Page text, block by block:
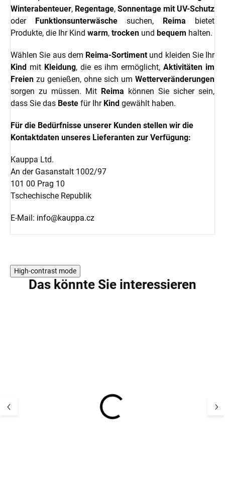
Winterabenteuer, Regentage, Sonnentage mit UV-Schutz
oder
Funktionsunterwäsche suchen, Reima bietet
Produkte, die Ihr Kind warm, trocken und bequem halten.
Wählen Sie aus dem Reima-Sortimentund kleiden Sie Ihr
Kind mit Kleidung, die es ihm ermöglicht,Aktivitäten im
Freien zu genießen, ohne sich um Wetterveränderungen
sorgen zu müssen. Mit Reima können Sie sicher sein,
dass Sie das Beste für Ihr Kind gewählt haben.
Für die Bedürfnisse unserer Kunden stellen wir die
Kontaktdaten unseres Lieferanten zur Verfügung:
Kauppa Ltd.
An der Gasanstalt 1002/97
101 00 Prag 10
Tschechische Republik
E-Mail: info@kauppa.cz
High-contrast mode
Das könnte Sie interessieren